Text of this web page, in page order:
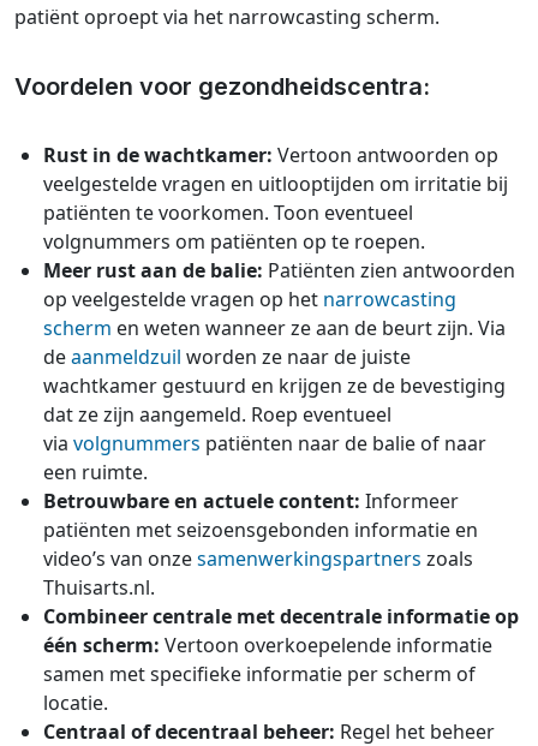
patiënt oproept via het narrowcasting scherm.
Voordelen voor gezondheidscentra:
Rust in de wachtkamer: Vertoon antwoorden op
veelgestelde vragen en uitlooptijden om irritatie bij
patiënten te voorkomen. Toon eventueel
volgnummers om patiënten op te roepen.
Meer rust aan de balie: Patiënten zien antwoorden
op veelgestelde vragen op het narrowcasting
scherm en weten wanneer ze aan de beurt zijn. Via
deaanmeldzuil worden ze naar de juiste
wachtkamer gestuurd en krijgen ze de bevestiging
dat ze zijn aangemeld. Roep eventueel
via volgnummers patiënten naar de balie of naar
een ruimte.
Betrouwbare en actuele content: Informeer
patiënten met seizoensgebonden informatie en
video’s van onzesamenwerkingspartners zoals
Thuisarts.nl.
Combineer centrale met decentrale informatie op
één scherm: Vertoon overkoepelende informatie
samen met specifieke informatie per scherm of
locatie.
Centraal of decentraal beheer: Regel het beheer